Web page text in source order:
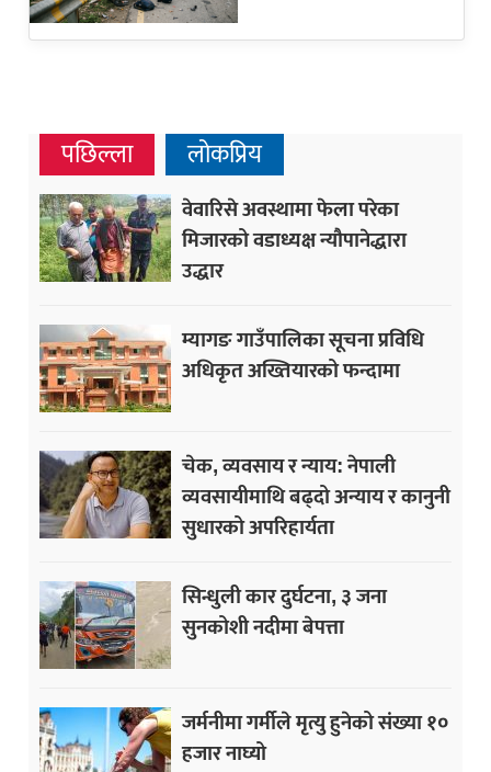
पछिल्ला लोकप्रिय
वेवारिसे अवस्थामा फेला परेका
मिजारको वडाध्यक्ष न्यौपानेद्धारा
उद्धार
म्यागङ गाउँपालिका सूचना प्रविधि
अधिकृत अख्तियारको फन्दामा
चेक, व्यवसाय र न्याय: नेपाली
व्यवसायीमाथि बढ्दो अन्याय र कानुनी
सुधारको अपरिहार्यता
सिन्धुली कार दुर्घटना, ३ जना
सुनकोशी नदीमा बेपत्ता
जर्मनीमा गर्मीले मृत्यु हुनेको संख्या १०
हजार नाघ्यो